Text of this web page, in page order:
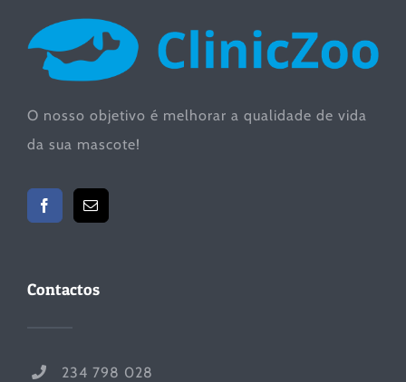
O nosso objetivo é melhorar a qualidade de vida
da sua mascote!
Contactos
234 798 028